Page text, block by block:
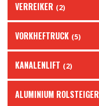
VERREIKER (2)
VORKHEFTRUCK (5)
KANALENLIFT (2)
ALUMINIUM ROLSTEIGER